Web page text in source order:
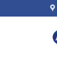
qua